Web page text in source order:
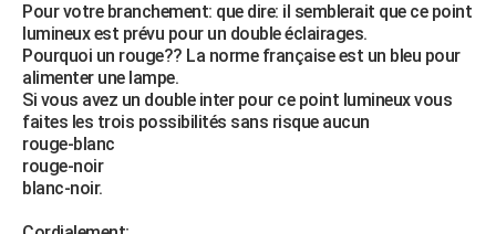
Pour votre branchement: que dire: il semblerait que ce point
lumineux est prévu pour un double éclairages.
Pourquoi un rouge?? La norme française est un bleu pour
alimenter une lampe.
Si vous avez un double inter pour ce point lumineux vous
faites les trois possibilités sans risque aucun
rouge-blanc
rouge-noir
blanc-noir.